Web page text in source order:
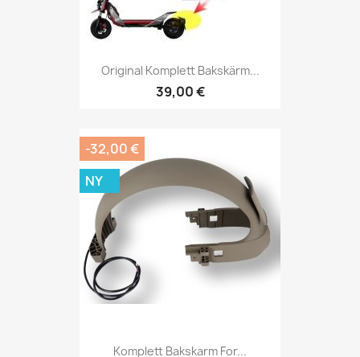
Original Komplett Bakskärm...
39,00 €
Komplett Bakskarm For...
-32,00 €
NY